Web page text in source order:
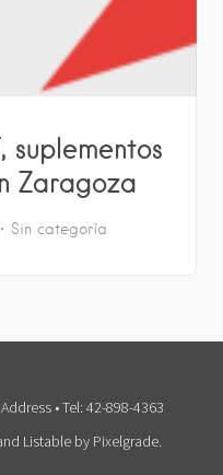
suplementos
Zaragoza
Sin categoría
• Tel: 42-898-4363
Listable by Pixelgrade.